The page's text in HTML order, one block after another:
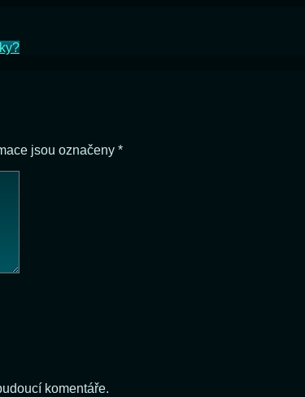
jsou označeny *
komentáře.